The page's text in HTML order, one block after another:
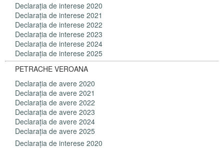
Declaraţia de interese 2020
Declaraţia de interese 2021
Declaraţia de interese 2022
Declaraţia de interese 2023
Declaraţia de interese 2024
Declaraţia de interese 2025
PETRACHE VEROANA
Declaraţia de avere 2020
Declaraţia de avere 2021
Declaraţia de avere 2022
Declaraţia de avere 2023
Declaraţia de avere 2024
Declaraţia de avere 2025
Declaraţia de interese 2020